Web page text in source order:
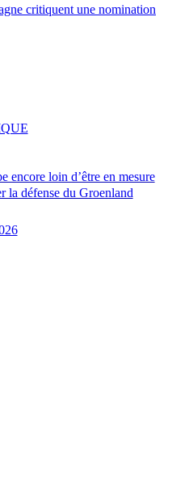
critiquent une nomination
encore loin d’être en mesure
la défense du Groenland